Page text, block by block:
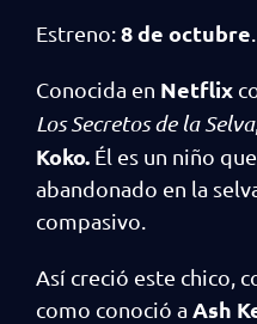
Estreno:8 de octubre
Conocida en Netflix
Los Secretos de la Selva
Koko. Él es un niño
abandonado en la
compasivo.
Así creció este chico,
como conoció a Ash